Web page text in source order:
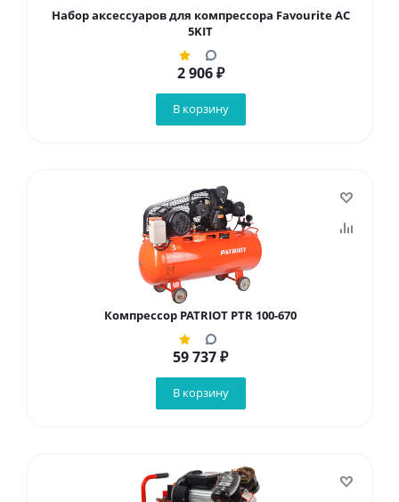
Набор аксессуаров для компрессора Favourite AC
5KIT
2 906₽
В корзину
Компрессор PATRIOT PTR 100-670
59 737₽
В корзину